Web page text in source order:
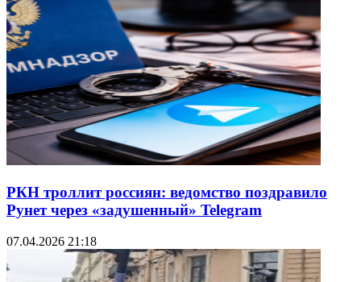
РКН троллит россиян: ведомство поздравило
Рунет через «задушенный» Telegram
07.04.2026 21:18